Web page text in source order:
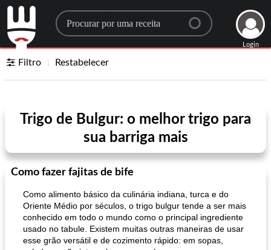
Search for a recipe
Login
Filtro Restabelecer
Trigo de Bulgur: o melhor trigo para
sua barriga mais
Como fazer fajitas de bife
Como alimento básico da culinária indiana, turca e do
Oriente Médio por séculos, o trigo bulgur tende a ser mais
conhecido em todo o mundo como o principal ingrediente
usado no tabule. Existem muitas outras maneiras de usar
esse grão versátil e de cozimento rápido: em sopas,